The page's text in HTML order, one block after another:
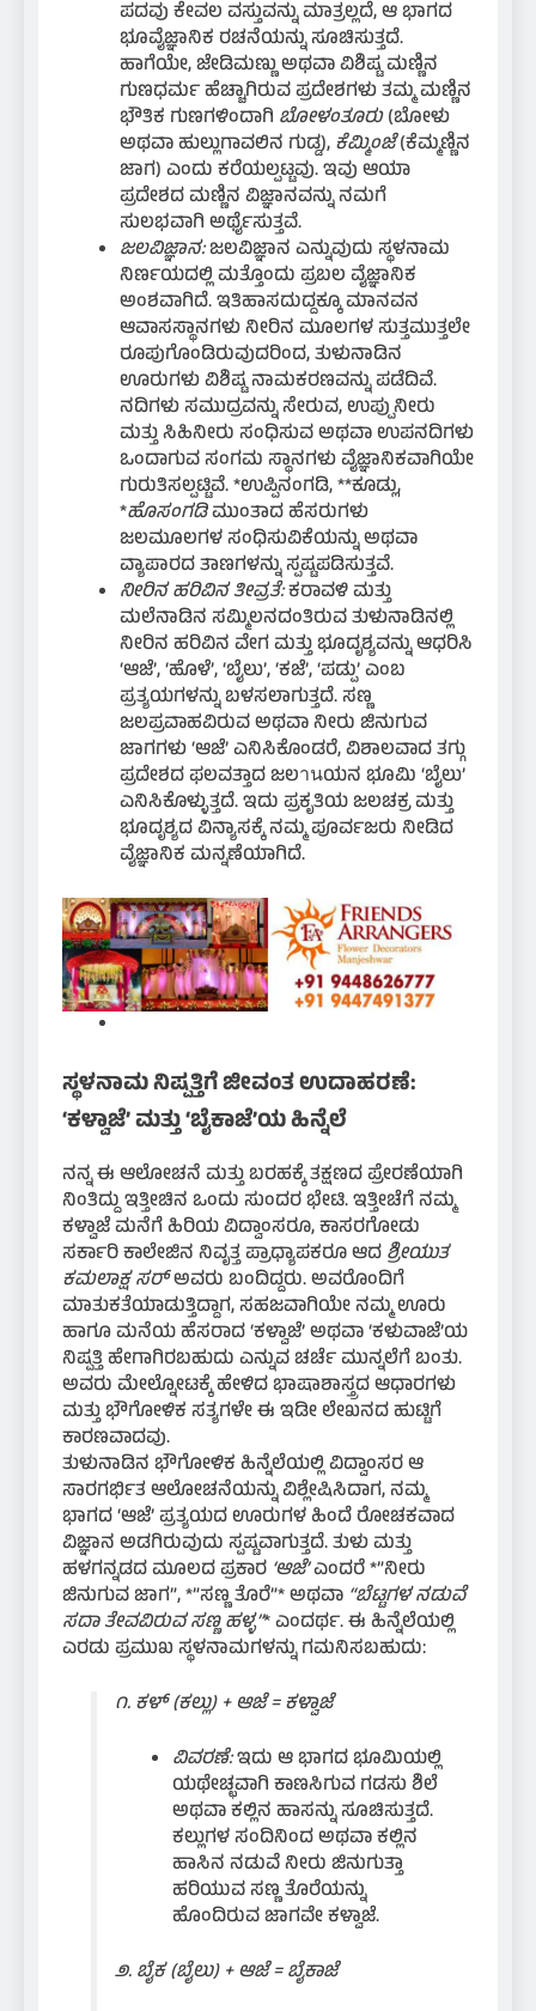
ಪದವು ಕೇವಲ ವಸ್ತುವನ್ನು ಮಾತ್ರಲ್ಲದೆ, ಆ ಭಾಗದ
ಭೂವೈಜ್ಞಾನಿಕ ರಚನೆಯನ್ನು ಸೂಚಿಸುತ್ತದೆ.
ಹಾಗೆಯೇ, ಜೇಡಿಮಣ್ಣು ಅಥವಾ ವಿಶಿಷ್ಟ ಮಣ್ಣಿನ
ಗುಣಧರ್ಮ ಹೆಚ್ಚಾಗಿರುವ ಪ್ರದೇಶಗಳು ತಮ್ಮ ಮಣ್ಣಿನ
ಭೌತಿಕ ಗುಣಗಳಿಂದಾಗಿ ಬೋಳಂತೂರು(ಬೋಳು
ಅಥವಾ ಹುಲ್ಲುಗಾವಲಿನ ಗುಡ್ಡ),ಕೆಮ್ಮಿಂಜೆ(ಕೆಮ್ಮಣ್ಣಿನ
ಜಾಗ) ಎಂದು ಕರೆಯಲ್ಪಟ್ಟವು. ಇವು ಆಯಾ
ಪ್ರದೇಶದ ಮಣ್ಣಿನ ವಿಜ್ಞಾನವನ್ನು ನಮಗೆ
ಸುಲಭವಾಗಿ ಅರ್ಥೈಸುತ್ತವೆ.
ಜಲವಿಜ್ಞಾನ:ಜಲವಿಜ್ಞಾನ ಎನ್ನುವುದು ಸ್ಥಳನಾಮ
ನಿರ್ಣಯದಲ್ಲಿ ಮತ್ತೊಂದು ಪ್ರಬಲ ವೈಜ್ಞಾನಿಕ
ಅಂಶವಾಗಿದೆ. ಇತಿಹಾಸದುದ್ದಕ್ಕೂ ಮಾನವನ
ಆವಾಸಸ್ಥಾನಗಳು ನೀರಿನ ಮೂಲಗಳ ಸುತ್ತಮುತ್ತಲೇ
ರೂಪುಗೊಂಡಿರುವುದರಿಂದ, ತುಳುನಾಡಿನ
ಊರುಗಳು ವಿಶಿಷ್ಟ ನಾಮಕರಣವನ್ನು ಪಡೆದಿವೆ.
ನದಿಗಳು ಸಮುದ್ರವನ್ನು ಸೇರುವ, ಉಪ್ಪುನೀರು
ಮತ್ತು ಸಿಹಿನೀರು ಸಂಧಿಸುವ ಅಥವಾ ಉಪನದಿಗಳು
ಒಂದಾಗುವ ಸಂಗಮ ಸ್ಥಾನಗಳು ವೈಜ್ಞಾನಿಕವಾಗಿಯೇ
ಗುರುತಿಸಲ್ಪಟ್ಟಿವೆ. *ಉಪ್ಪಿನಂಗಡಿ, **ಕೂಡ್ಲು,
*ಹೊಸಂಗಡಿಮುಂತಾದ ಹೆಸರುಗಳು
ಜಲಮೂಲಗಳ ಸಂಧಿಸುವಿಕೆಯನ್ನು ಅಥವಾ
ವ್ಯಾಪಾರದ ತಾಣಗಳನ್ನು ಸ್ಪಷ್ಟಪಡಿಸುತ್ತವೆ.
ನೀರಿನ ಹರಿವಿನ ತೀವ್ರತೆ:ಕರಾವಳಿ ಮತ್ತು
ಮಲೆನಾಡಿನ ಸಮ್ಮಿಲನದಂತಿರುವ ತುಳುನಾಡಿನಲ್ಲಿ
ನೀರಿನ ಹರಿವಿನ ವೇಗ ಮತ್ತು ಭೂದೃಶ್ಯವನ್ನು ಆಧರಿಸಿ
‘ಆಜೆ’, ‘ಹೊಳೆ’, ‘ಬೈಲು’, ‘ಕಜೆ’, ‘ಪಡ್ಪು’ ಎಂಬ
ಪ್ರತ್ಯಯಗಳನ್ನು ಬಳಸಲಾಗುತ್ತದೆ. ಸಣ್ಣ
ಜಲಪ್ರವಾಹವಿರುವ ಅಥವಾ ನೀರು ಜಿನುಗುವ
ಜಾಗಗಳು ‘ಆಜೆ’ ಎನಿಸಿಕೊಂಡರೆ, ವಿಶಾಲವಾದ ತಗ್ಗು
ಪ್ರದೇಶದ ಫಲವತ್ತಾದ ಜಲานಯನ ಭೂಮಿ ‘ಬೈಲು’
ಎನಿಸಿಕೊಳ್ಳುತ್ತದೆ. ಇದು ಪ್ರಕೃತಿಯ ಜಲಚಕ್ರ ಮತ್ತು
ಭೂದೃಶ್ಯದ ವಿನ್ಯಾಸಕ್ಕೆ ನಮ್ಮ ಪೂರ್ವಜರು ನೀಡಿದ
ವೈಜ್ಞಾನಿಕ ಮನ್ನಣೆಯಾಗಿದೆ.
ಸ್ಥಳನಾಮ ನಿಷ್ಪತ್ತಿಗೆ ಜೀವಂತ ಉದಾಹರಣೆ:
‘ಕಳ್ವಾಜೆ’ ಮತ್ತು ‘ಬೈಕಾಜೆ’ಯ ಹಿನ್ನೆಲೆ
ನನ್ನ ಈ ಆಲೋಚನೆ ಮತ್ತು ಬರಹಕ್ಕೆ ತಕ್ಷಣದ ಪ್ರೇರಣೆಯಾಗಿ
ನಿಂತಿದ್ದು ಇತ್ತೀಚಿನ ಒಂದು ಸುಂದರ ಭೇಟಿ. ಇತ್ತೀಚೆಗೆ ನಮ್ಮ
ಕಳ್ವಾಜೆ ಮನೆಗೆ ಹಿರಿಯ ವಿದ್ವಾಂಸರೂ, ಕಾಸರಗೋಡು
ಸರ್ಕಾರಿ ಕಾಲೇಜಿನ ನಿವೃತ್ತ ಪ್ರಾಧ್ಯಾಪಕರೂ ಆದಶ್ರೀಯುತ
ಕಮಲಾಕ್ಷ ಸರ್ಅವರು ಬಂದಿದ್ದರು. ಅವರೊಂದಿಗೆ
ಮಾತುಕತೆಯಾಡುತ್ತಿದ್ದಾಗ, ಸಹಜವಾಗಿಯೇ ನಮ್ಮ ಊರು
ಹಾಗೂ ಮನೆಯ ಹೆಸರಾದ ‘ಕಳ್ವಾಜೆ’ ಅಥವಾ ‘ಕಳುವಾಜೆ’ಯ
ನಿಷ್ಪತ್ತಿ ಹೇಗಾಗಿರಬಹುದು ಎನ್ನುವ ಚರ್ಚೆ ಮುನ್ನಲೆಗೆ ಬಂತು.
ಅವರು ಮೇಲ್ನೋಟಕ್ಕೆ ಹೇಳಿದ ಭಾಷಾಶಾಸ್ತ್ರದ ಆಧಾರಗಳು
ಮತ್ತು ಭೌಗೋಳಿಕ ಸತ್ಯಗಳೇ ಈ ಇಡೀ ಲೇಖನದ ಹುಟ್ಟಿಗೆ
ಕಾರಣವಾದವು.
ತುಳುನಾಡಿನ ಭೌಗೋಳಿಕ ಹಿನ್ನೆಲೆಯಲ್ಲಿ ವಿದ್ವಾಂಸರ ಆ
ಸಾರಗರ್ಭಿತ ಆಲೋಚನೆಯನ್ನು ವಿಶ್ಲೇಷಿಸಿದಾಗ, ನಮ್ಮ
ಭಾಗದ ‘ಆಜೆ’ ಪ್ರತ್ಯಯದ ಊರುಗಳ ಹಿಂದೆ ರೋಚಕವಾದ
ವಿಜ್ಞಾನ ಅಡಗಿರುವುದು ಸ್ಪಷ್ಟವಾಗುತ್ತದೆ. ತುಳು ಮತ್ತು
ಹಳಗನ್ನಡದ ಮೂಲದ ಪ್ರಕಾರ ‘ಆಜೆ’ಎಂದರೆ *”ನೀರು
ಜಿನುಗುವ ಜಾಗ”, *”ಸಣ್ಣ ತೊರೆ”* ಅಥವಾ “ಬೆಟ್ಟಗಳ ನಡುವೆ
ಸದಾ ತೇವವಿರುವ ಸಣ್ಣ ಹಳ್ಳ”* ಎಂದರ್ಥ. ಈ ಹಿನ್ನೆಲೆಯಲ್ಲಿ
ಎರಡು ಪ್ರಮುಖ ಸ್ಥಳನಾಮಗಳನ್ನು ಗಮನಿಸಬಹುದು:
೧. ಕಳ್ (ಕಲ್ಲು) + ಆಜೆ = ಕಳ್ವಾಜೆ
ವಿವರಣೆ:ಇದು ಆ ಭಾಗದ ಭೂಮಿಯಲ್ಲಿ
ಯಥೇಚ್ಛವಾಗಿ ಕಾಣಸಿಗುವ ಗಡಸು ಶಿಲೆ
ಅಥವಾ ಕಲ್ಲಿನ ಹಾಸನ್ನು ಸೂಚಿಸುತ್ತದೆ.
ಕಲ್ಲುಗಳ ಸಂದಿನಿಂದ ಅಥವಾ ಕಲ್ಲಿನ
ಹಾಸಿನ ನಡುವೆ ನೀರು ಜಿನುಗುತ್ತಾ
ಹರಿಯುವ ಸಣ್ಣ ತೊರೆಯನ್ನು
ಹೊಂದಿರುವ ಜಾಗವೇ ಕಳ್ವಾಜೆ.
೨. ಬೈಕ (ಬೈಲು) + ಆಜೆ = ಬೈಕಾಜೆ